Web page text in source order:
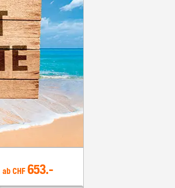
ab CHF 653.-